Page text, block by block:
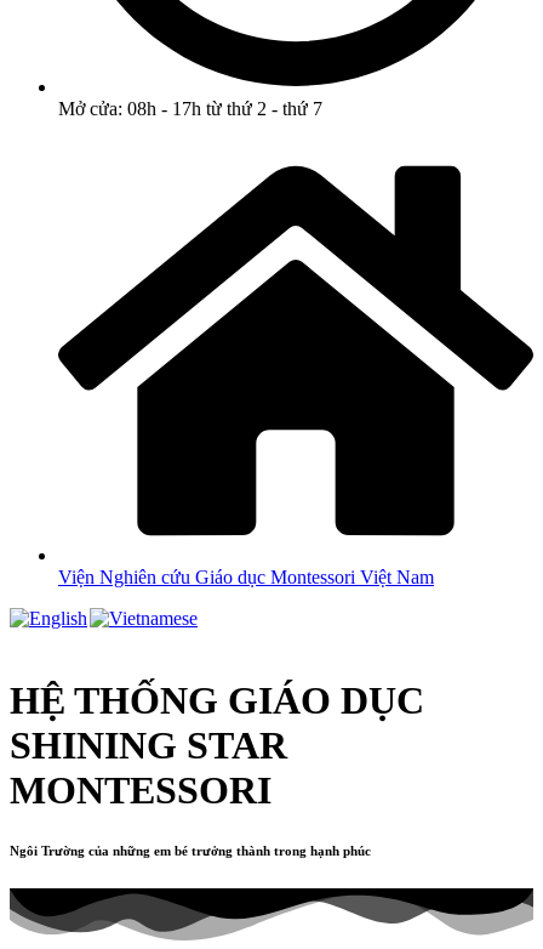
Mở cửa: 08h - 17h từ thứ 2 - thứ 7
Viện Nghiên cứu Giáo dục Montessori Việt Nam
HỆ THỐNG GIÁO DỤC
SHINING STAR
MONTESSORI
Ngôi Trường của những em bé trưởng thành trong hạnh phúc